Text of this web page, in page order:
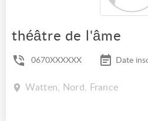
théâtre de l'âme
0670XXXXXX Date
Watten, Nord, France